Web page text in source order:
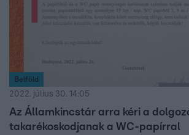
Belföld
2022. július 30. 14:05
Az Államkincstár arra kéri a
takarékoskodjanak a WC-papírral